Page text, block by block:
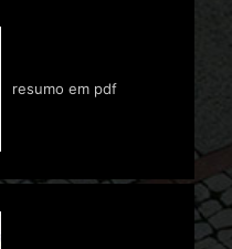
resumo em pdf